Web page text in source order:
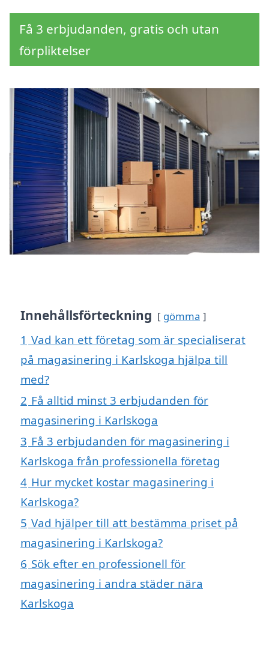
Få 3 erbjudanden, gratis och utan
förpliktelser
Innehållsförteckning gömma
1 Vad kan ett företag som är specialiserat
på magasinering i Karlskoga hjälpa till
med?
2 Få alltid minst 3 erbjudanden för
magasinering i Karlskoga
3 Få 3 erbjudanden för magasinering i
Karlskoga från professionella företag
4 Hur mycket kostar magasinering i
Karlskoga?
5 Vad hjälper till att bestämma priset på
magasinering i Karlskoga?
6 Sök efter en professionell för
magasinering i andra städer nära
Karlskoga